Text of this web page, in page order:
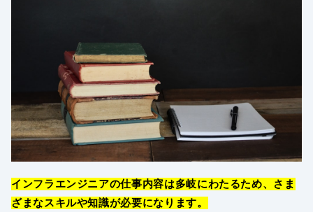
インフラエンジニアの仕事内容は多岐にわたるため、さま
ざまなスキルや知識が必要になります。